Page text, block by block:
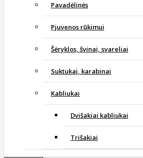
Pavadėlinės
Pjuvenos rūkimui
Šėryklos, švinai, svareliai
Suktukai, karabinai
Kabliukai
Dvišakiai kabliukai
Trišakiai